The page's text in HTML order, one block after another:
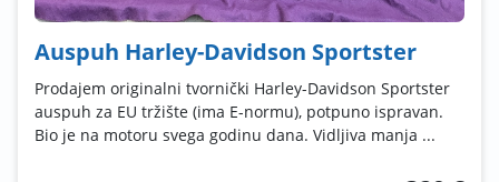
Auspuh Harley-Davidson Sportster
Prodajem originalni tvornički Harley-Davidson Sportster
auspuh za EU tržište (ima E-normu), potpuno ispravan.
Bio je na motoru svega godinu dana. Vidljiva manja ...